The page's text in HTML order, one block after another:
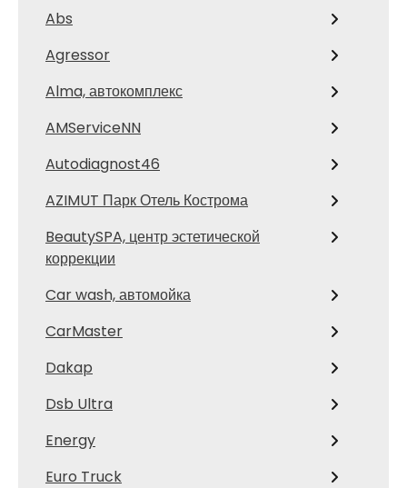
Abs
Agressor
Alma, автокомплекс
AMServiceNN
Autodiagnost46
AZIMUT Парк Отель Кострома
BeautySPA, центр эстетической
коррекции
Car wash, автомойка
CarMaster
Dakap
Dsb Ultra
Energy
Euro Truck